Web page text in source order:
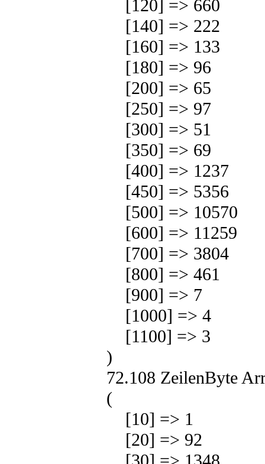
[120] => 660
[140] => 222
[160] => 133
[180] => 96
[200] => 65
[250] => 97
[300] => 51
[350] => 69
[400] => 1237
[450] => 5356
[500] => 10570
[600] => 11259
[700] => 3804
[800] => 461
[900] => 7
[1000] => 4
[1100] => 3
)
72.108 ZeilenByte
(
[10] => 1
[20] => 92